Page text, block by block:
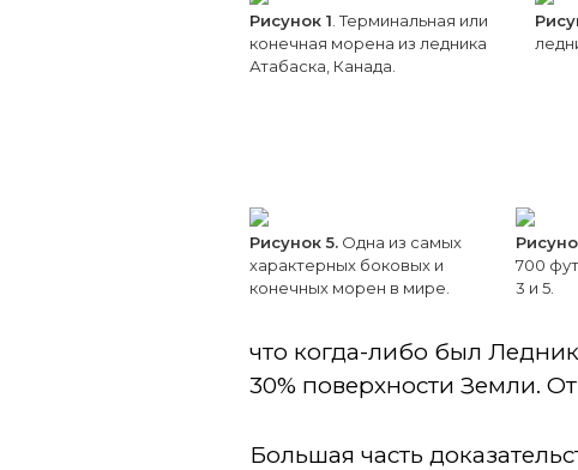
Рисунок 1 . Терминальная или
конечная морена из ледника
Атабаска, Канада.
Рисунок 5. Одна из самых
характерных боковых и
конечных морен в мире.
700
3 и 5.
что когда-либо был
30% поверхности Земли.
Большая часть